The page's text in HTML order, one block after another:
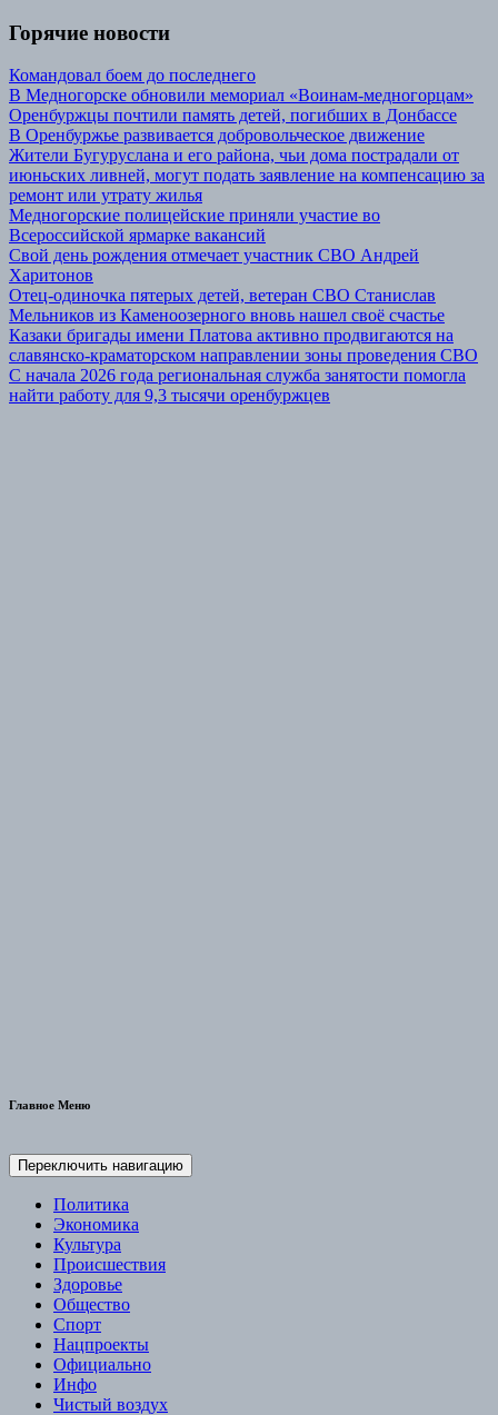
Горячие новости
Командовал боем до последнего
В Медногорске обновили мемориал «Воинам-медногорцам»
Оренбуржцы почтили память детей, погибших в Донбассе
В Оренбуржье развивается добровольческое движение
Жители Бугуруслана и его района, чьи дома пострадали от
июньских ливней, могут подать заявление на компенсацию за
ремонт или утрату жилья
Медногорские полицейские приняли участие во
Всероссийской ярмарке вакансий
Свой день рождения отмечает участник СВО Андрей
Харитонов
Отец-одиночка пятерых детей, ветеран СВО Станислав
Мельников из Каменоозерного вновь нашел своё счастье
Казаки бригады имени Платова активно продвигаются на
славянско-краматорском направлении зоны проведения СВО
С начала 2026 года региональная служба занятости помогла
найти работу для 9,3 тысячи оренбуржцев
Главное Меню
Переключить навигацию
Политика
Экономика
Культура
Происшествия
Здоровье
Общество
Спорт
Нацпроекты
Официально
Инфо
Чистый воздух